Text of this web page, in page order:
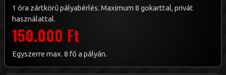
1 óra zártkörű pályabérlés. Maximum 8 gokarttal, privát
használattal.
150.000 Ft
Egyszerre max. 8 fő a pályán.